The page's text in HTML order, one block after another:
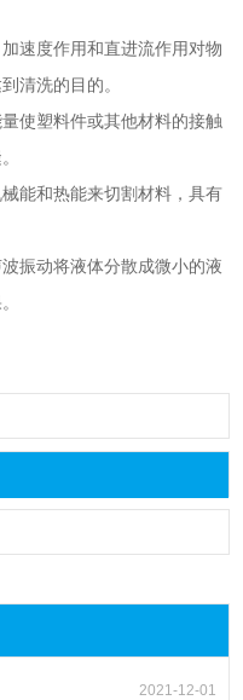
速度作用和直进流作用对物
清洗的目的。
使塑料件或其他材料的接触
能和热能来切割材料，具有
振动将液体分散成微小的液
2021-12-01